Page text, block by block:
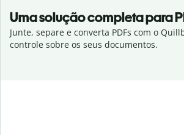
Uma solução completa para
Junte, separe e converta PDFs com o
controle sobre os seus documentos.